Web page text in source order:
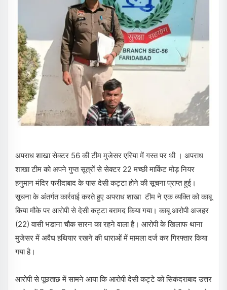
अपराध शाखा सेक्टर 56 की टीम मुजेसर एरिया में गस्त पर थी । अपराध
शाखा टीम को अपने गुप्त सूत्रों से सेक्टर 22 मच्छी मार्किट मोड़ नियर
हनुमान मंदिर फरीदाबाद के पास देसी कट्टा होने की सूचना प्राप्त हुई।
सूचना के अंतर्गत कार्रवाई करते हुए अपराध शाखा टीम ने एक व्यक्ति को काबू
किया मौके पर आरोपी से देसी कट्टा बरामद किया गया। काबू आरोपी अजहर
(22) वासी भडाना चौक सारन का रहने वाला है। आरोपी के खिलाफ थाना
मुजेसर में अवैध हथियार रखने की धाराओं में मामला दर्ज कर गिरफ्तार किया
गया है।
आरोपी से पूछताछ में सामने आया कि आरोपी देसी कट्टे को सिकंदराबाद उत्तर